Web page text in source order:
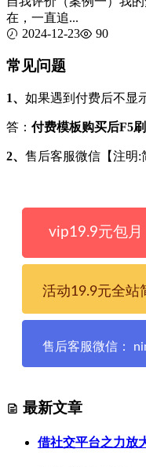
在，一直追...
2024-12-23
90
常见问题
1、 如果遇到付费后不显
答： 付费模板购买后F5
2、 售后客服微信【注明:
vip19.9元包月
活动19.9元全站
售后客服微信：
最新文章
借社交平台之力放